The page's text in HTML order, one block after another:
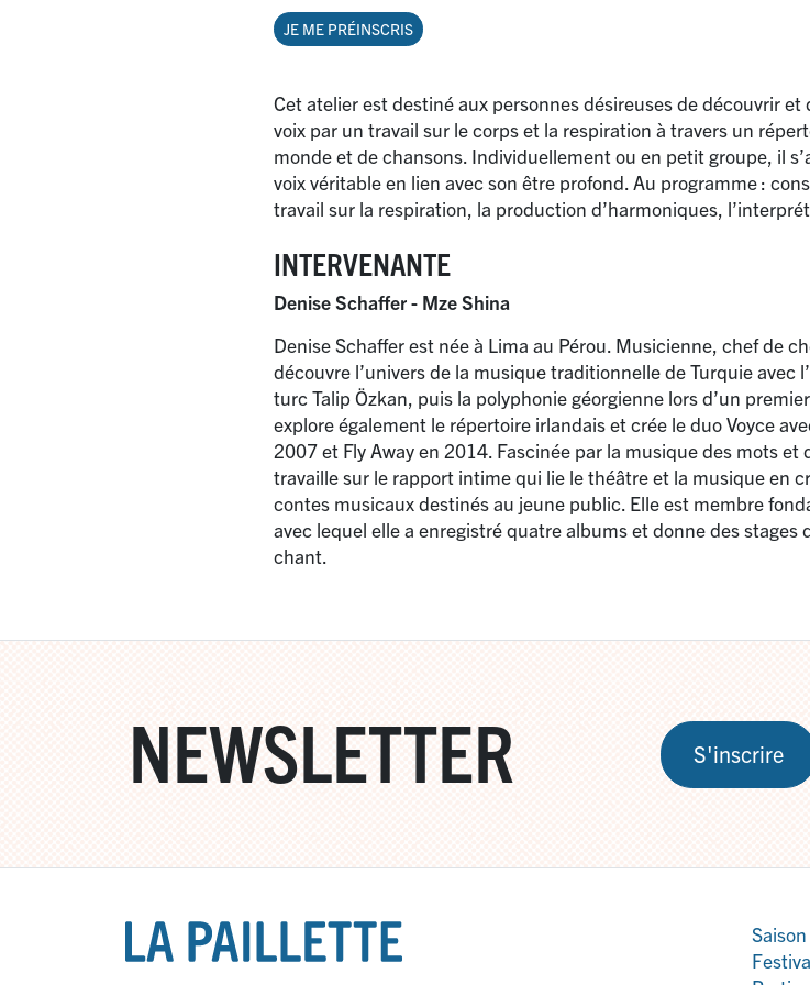
JE ME PRÉINSCRIS
Cet atelier est destiné aux personnes désireuses de découvrir et
voix par un travail sur le corps et la respiration à travers un
monde et de chansons. Individuellement ou en petit groupe, il
voix véritable en lien avec son être profond. Au programme :
travail sur la respiration, la production d’harmoniques,
INTERVENANTE
Denise Schaffer - Mze Shina
Denise Schaffer est née à Lima au Pérou. Musicienne, chef de
découvre l’univers de la musique traditionnelle de Turquie avec
turc Talip Özkan, puis la polyphonie géorgienne lors d’un
explore également le répertoire irlandais et crée le duo Voyce
2007 et Fly Away en 2014. Fascinée par la musique des mots et
travaille sur le rapport intime qui lie le théâtre et la musique en
contes musicaux destinés au jeune public. Elle est membre
avec lequel elle a enregistré quatre albums et donne des stages
chant.
NEWSLETTER S'inscrire